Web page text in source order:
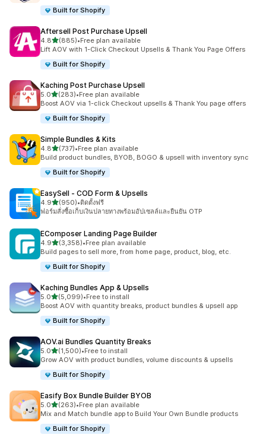
Built for Shopify
Aftersell Post Purchase Upsell
4.8เต็ม 5 ดาว
(885)
ทั้งหมด 885 รีวิว
•Free plan available
Lift AOV with 1-Click Checkout Upsells & Thank You Page Offers
Built for Shopify
Kaching Post Purchase Upsell
5.0เต็ม 5 ดาว
(283)
ทั้งหมด 283 รีวิว
•Free plan available
Boost AOV via 1-click Checkout upsells & Thank You page offers
Built for Shopify
Simple Bundles & Kits
4.8เต็ม 5 ดาว
(737)
ทั้งหมด 737 รีวิว
•Free plan available
Build product bundles, BYOB, BOGO & upsell with inventory sync
Built for Shopify
EasySell ‑ COD Form & Upsells
4.9เต็ม 5 ดาว
(950)
ทั้งหมด 950 รีวิว
•ติดตั้งฟรี
ฟอร์มสั่งซื้อเก็บเงินปลายทางพร้อมอัปเซลล์และยืนยัน OTP
EComposer Landing Page Builder
4.9เต็ม 5 ดาว
(3,358)
ทั้งหมด 3358 รีวิว
•Free plan available
Build pages to sell more, from home page, product, blog, etc.
Built for Shopify
Kaching Bundles App & Upsells
5.0เต็ม 5 ดาว
(5,099)
ทั้งหมด 5099 รีวิว
•Free to install
Boost AOV with quantity breaks, product bundles & upsell app
Built for Shopify
AOV.ai Bundles Quantity Breaks
5.0เต็ม 5 ดาว
(1,500)
ทั้งหมด 1500 รีวิว
•Free to install
Grow AOV with product bundles, volume discounts & upsells
Built for Shopify
Easify Box Bundle Builder BYOB
5.0เต็ม 5 ดาว
(263)
ทั้งหมด 263 รีวิว
•Free plan available
Mix and Match bundle app to Build Your Own Bundle products
Built for Shopify